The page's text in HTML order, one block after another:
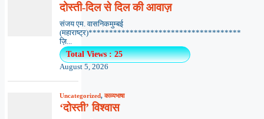
दोस्ती-दिल से दिल की आवाज़
संजय एम. वासनिकमुम्बई
(महाराष्ट्र)*************************************
ज़ि...
Total Views : 25
August 5, 2026
Uncategorized,काव्यभाषा
‘दोस्ती’ विश्वास